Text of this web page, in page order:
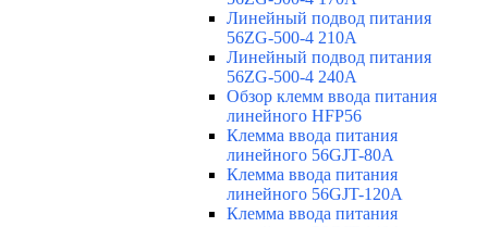
Линейный подвод питания
56ZG-500-4 210A
Линейный подвод питания
56ZG-500-4 240A
Обзор клемм ввода питания
линейного HFP56
Клемма ввода питания
линейного 56GJT-80A
Клемма ввода питания
линейного 56GJT-120A
Клемма ввода питания